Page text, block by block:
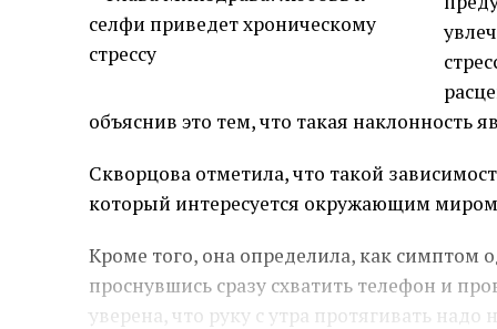
объяснив это тем, что такая наклонность
Скворцова отметила, что такой
который интересуется окружающим
Кроме того, она определила, как симптом
проснувшись сразу схватить телефон и
уверена, что руку с утра протягивать